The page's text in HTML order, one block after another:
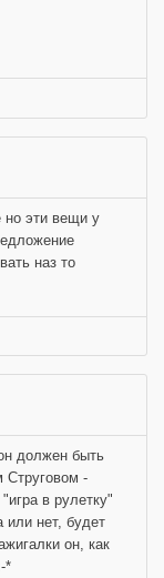
но эти вещи у
наз то
должен быть
Струговом -
в рулетку"
или нет, будет
он, как
*